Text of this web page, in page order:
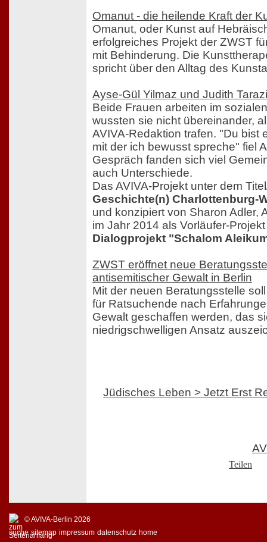
Omanut - die heilende Kraft der
Omanut, oder Kunst auf
erfolgreiches Projekt der ZWST
mit Behinderung. Die
spricht über den Alltag des
Ayse-Gül Yilmaz und Judith Tarazi
Beide Frauen arbeiten im
wussten sie nicht übereinander,
AVIVA-Redaktion trafen. "Du bist
mit der ich bewusst spreche" fiel
Gespräch fanden sich viel
auch Unterschiede.
Das AVIVA-Projekt unter dem
Geschichte(n) Charlottenburg-
und konzipiert von Sharon Adler,
im Jahr 2014 als Vorläufer-
Dialogprojekt "Schalom
ZWST eröffnet neue
antisemitischer Gewalt in Berlin
Mit der neuen Beratungsstelle
für Ratsuchende nach
Gewalt geschaffen werden, das
niedrigschwelligen Ansatz
Jüdisches Leben > Jetzt Erst
Teilen
© AVIVA-Berlin 2026
suche sitemap impressum datenschutz home